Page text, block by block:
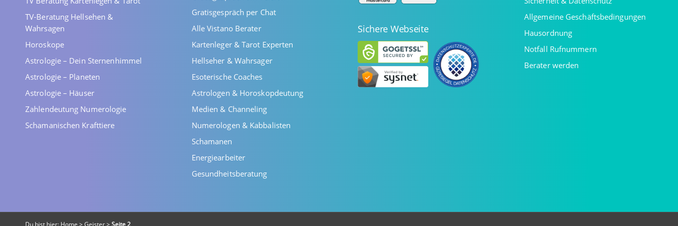
TV-Beratung Hellsehen &
Wahrsagen
Horoskope
Astrologie – Dein Sternenhimmel
Astrologie – Planeten
Astrologie – Häuser
Zahlendeutung Numerologie
Schamanischen Krafttiere
Gratisgespräch per Chat
Alle Vistano Berater
Kartenleger & Tarot Experten
Hellseher & Wahrsager
Esoterische Coaches
Astrologen & Horoskopdeutung
Medien & Channeling
Numerologen & Kabbalisten
Schamanen
Energiearbeiter
Gesundheitsberatung
Sichere Webseite
Allgemeine Geschäftsbedingungen
Hausordnung
Notfall Rufnummern
Berater werden
Du bist hier: Home > Geister> Seite 2